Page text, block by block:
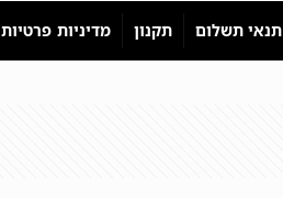
תנאי תשלום תקנון מדיניות פרטיות